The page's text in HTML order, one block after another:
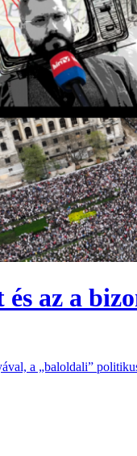
és az a
a „baloldali”